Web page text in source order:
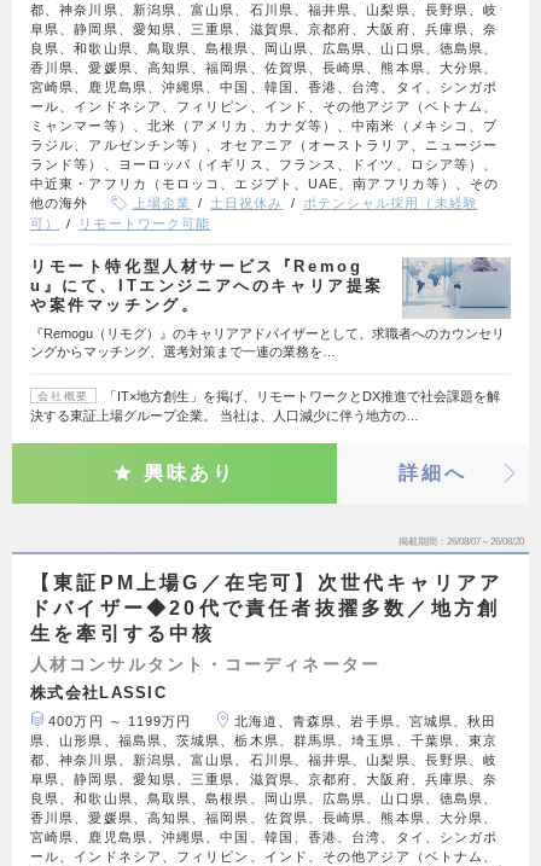
都、神奈川県、新潟県、富山県、石川県、福井県、山梨県、長野県、岐
阜県、静岡県、愛知県、三重県、滋賀県、京都府、大阪府、兵庫県、奈
良県、和歌山県、鳥取県、島根県、岡山県、広島県、山口県、徳島県、
香川県、愛媛県、高知県、福岡県、佐賀県、長崎県、熊本県、大分県、
宮崎県、鹿児島県、沖縄県、中国、韓国、香港、台湾、タイ、シンガポ
ール、インドネシア、フィリピン、インド、その他アジア（ベトナム、
ミャンマー等）、北米（アメリカ、カナダ等）、中南米（メキシコ、ブ
ラジル、アルゼンチン等）、オセアニア（オーストラリア、ニュージー
ランド等）、ヨーロッパ（イギリス、フランス、ドイツ、ロシア等）、
中近東・アフリカ（モロッコ、エジプト、UAE、南アフリカ等）、その
他の海外
上場企業 土日祝休み
ポテンシャル採用（未経験
可）
リモートワーク可能
リモート特化型人材サービス『Remog
u』にて、ITエンジニアへのキャリア提案
や案件マッチング。
『Remogu（リモグ）』のキャリアアドバイザーとして、求職者へのカウンセリ
ングからマッチング、選考対策まで一連の業務を…
会社概要
「IT×地方創生」を掲げ、リモートワークとDX推進で社会課題を解
決する東証上場グループ企業。 当社は、人口減少に伴う地方の…
興味あり 詳細へ
掲載期間 26/08/07～26/08/20
【東証PM上場G／在宅可】次世代キャリアア
ドバイザー◆20代で責任者抜擢多数／地方創
生を牽引する中核
人材コンサルタント・コーディネーター
株式会社LASSIC
400万円 ～ 1199万円
北海道、青森県、岩手県、宮城県、秋田
県、山形県、福島県、茨城県、栃木県、群馬県、埼玉県、千葉県、東京
都、神奈川県、新潟県、富山県、石川県、福井県、山梨県、長野県、岐
阜県、静岡県、愛知県、三重県、滋賀県、京都府、大阪府、兵庫県、奈
良県、和歌山県、鳥取県、島根県、岡山県、広島県、山口県、徳島県、
香川県、愛媛県、高知県、福岡県、佐賀県、長崎県、熊本県、大分県、
宮崎県、鹿児島県、沖縄県、中国、韓国、香港、台湾、タイ、シンガポ
ール、インドネシア、フィリピン、インド、その他アジア（ベトナム、